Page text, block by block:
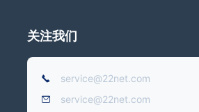
关注我们
service@22net.com
service@22net.com